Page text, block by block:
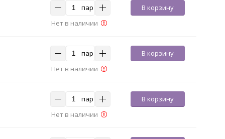
пар
В корзину
Нет в наличии
пар
В корзину
Нет в наличии
пар
В корзину
Нет в наличии